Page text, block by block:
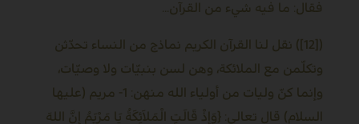
فقال: ما فيه شيء من القرآن...
([12]) نقل لنا القرآن الكريم نماذج من النساء تحدّثن
وتكلّمن مع الملائكة، وهن لسن بنبيّات ولا وصيّات،
وإنما كنّ وليات من أولياء الله منهن: 1- مريم (عليها
السلام) قال تعالى: {وَإذْ قَالَتِ الْمَلاَئِكَةُ يَا مَرْيَمُ إنَّ اللهَ